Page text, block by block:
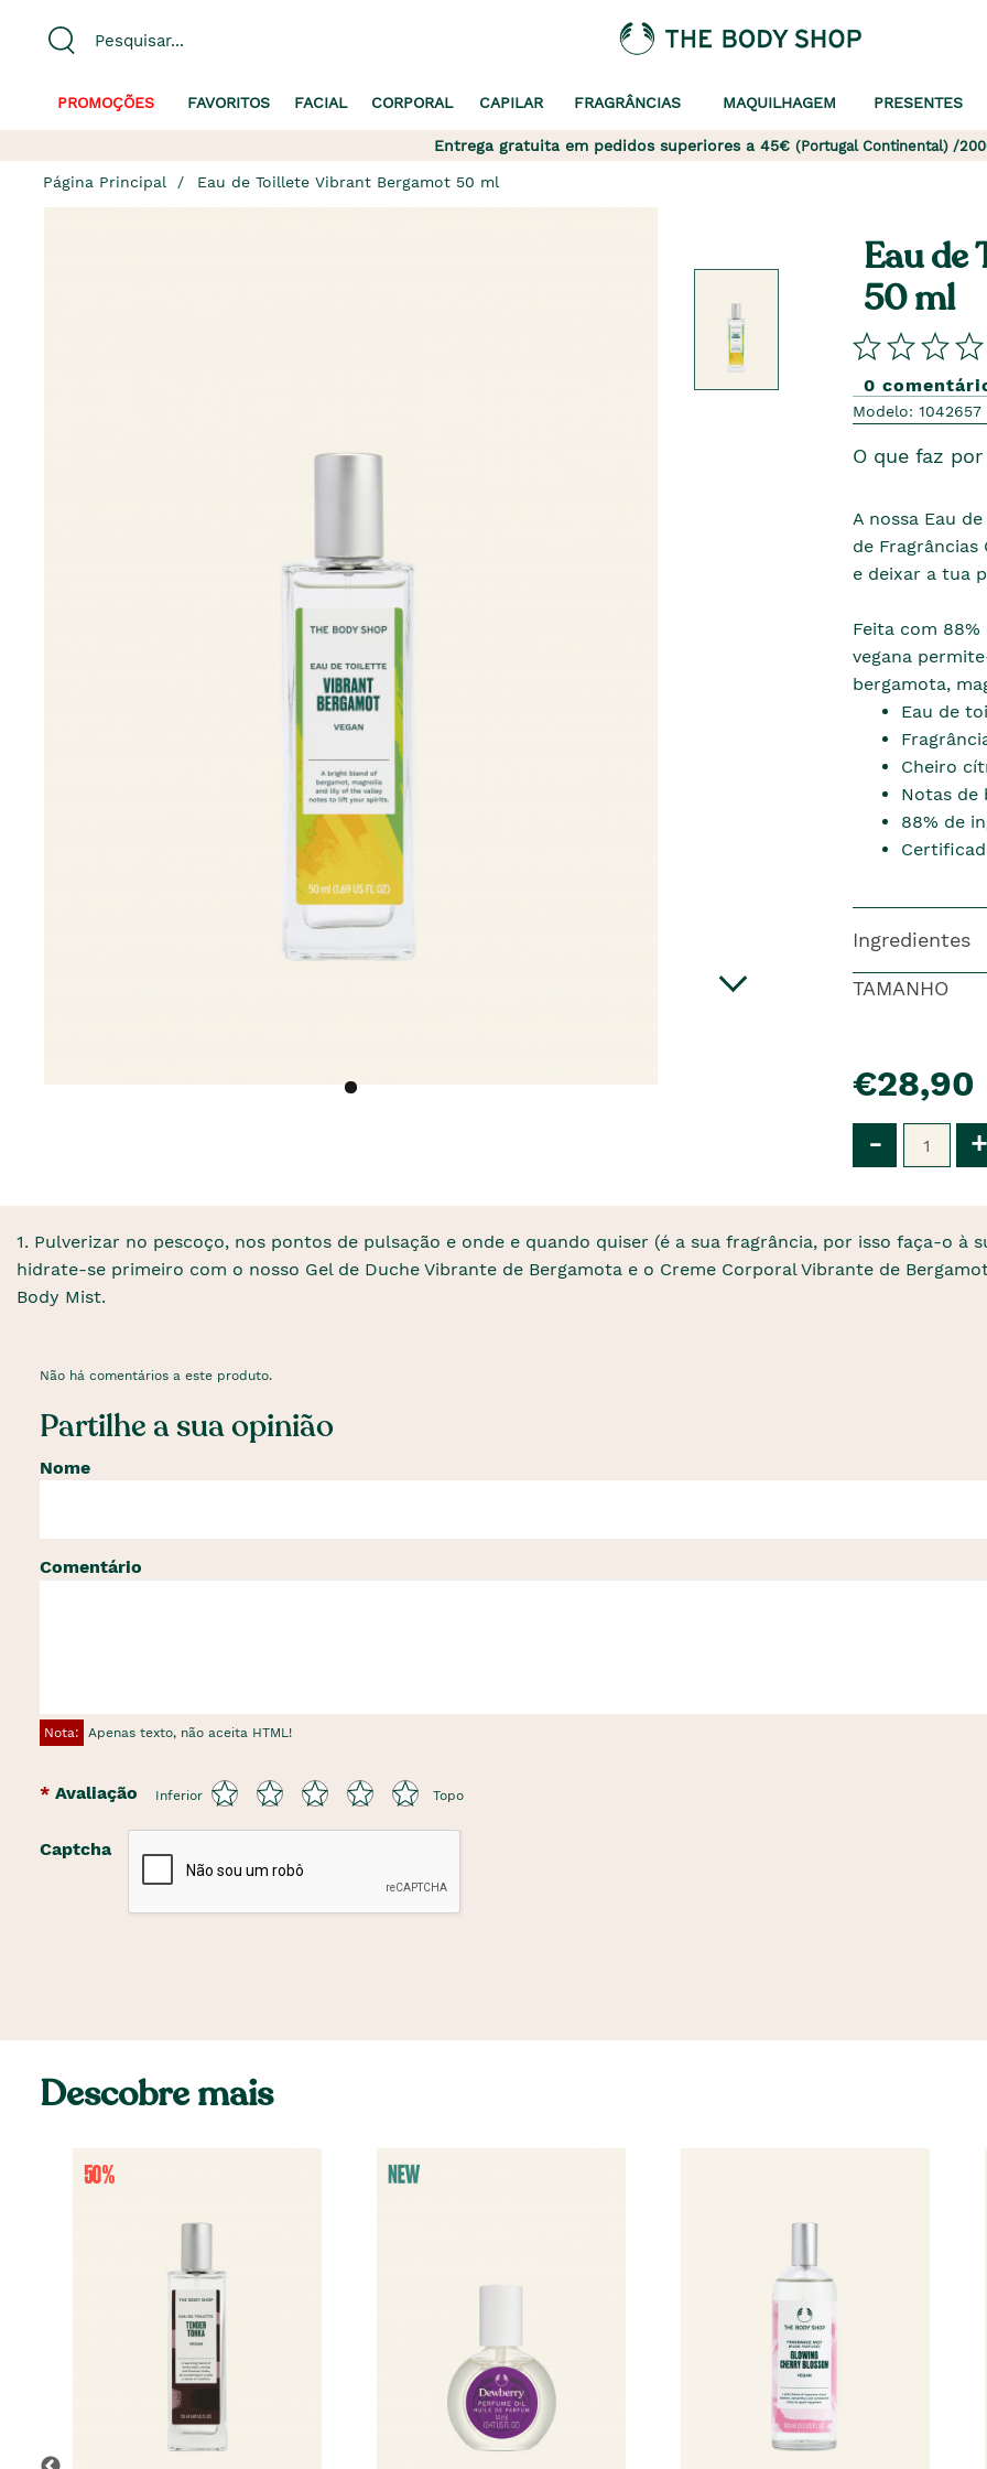
PROMOÇÕES FAVORITOS FACIAL CORPORAL CAPILAR FRAGRÂNCIAS MAQUILHAGEM PRESENTES
Entrega gratuita em pedidos superiores a 45€ (Portugal Continental) /
Página Principal Eau de Toillete Vibrant Bergamot 50 ml
Eau
50 ml
0
Modelo: 1042657
O que faz
A nossa Eau
de
e deixar a tua
Feita com
vegana
bergamota,
Eau de
Cheiro
Notas de
88% de
Ingredientes
TAMANHO
€28,90
- +
1. Pulverizar no pescoço, nos pontos de pulsação e onde e quando quiser (é a sua fragrância, por isso faça-o à
hidrate-se primeiro com o nosso Gel de Duche Vibrante de Bergamota e o Creme Corporal Vibrante de
Body Mist.
Não há comentários a este produto.
Partilhe a sua opinião
Nome
Comentário
Nota: Apenas texto, não aceita HTML!
Avaliação Inferior Topo
Captcha
Descobre mais